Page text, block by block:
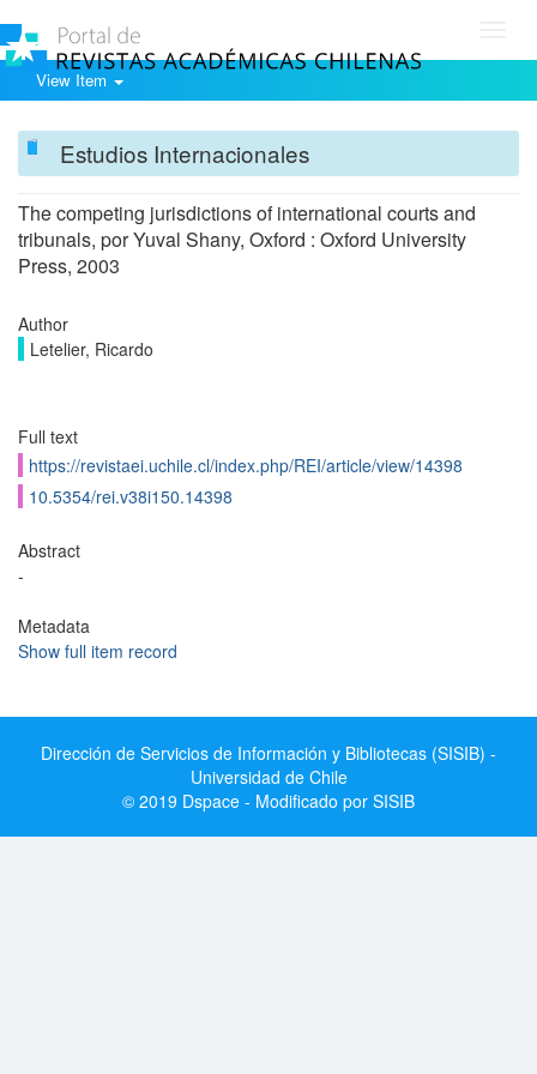
View Item
Estudios Internacionales
The competing jurisdictions of international courts and
tribunals, por Yuval Shany, Oxford : Oxford University
Press, 2003
Author
Letelier, Ricardo
Full text
https://revistaei.uchile.cl/index.php/REI/article/view/14398
10.5354/rei.v38i150.14398
Abstract
-
Metadata
Show full item record
Dirección de Servicios de Información y Bibliotecas (SISIB) -
Universidad de Chile
© 2019 Dspace - Modificado por SISIB